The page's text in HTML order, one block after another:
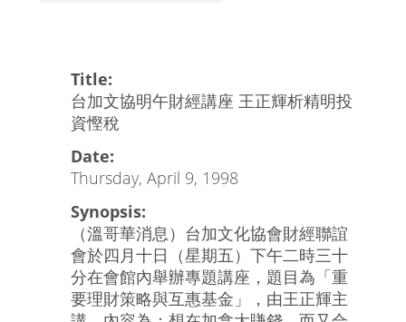
Title:
台加文協明午財經講座 王正輝析精明投
資慳稅
Date:
Thursday, April 9, 1998
Synopsis:
（溫哥華消息）台加文化協會財經聯誼
會於四月十日（星期五）下午二時三十
分在會館內舉辦專題講座，題目為「重
要理財策略與互惠基金」，由王正輝主